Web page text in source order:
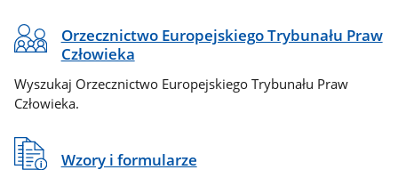
Orzecznictwo Europejskiego Trybunału Praw
Człowieka
Wyszukaj Orzecznictwo Europejskiego Trybunału Praw
Człowieka.
Wzory i formularze